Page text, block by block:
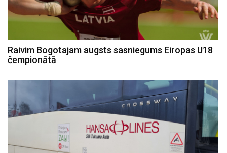
Raivim Bogotajam augsts sasniegums Eiropas U18
čempionātā